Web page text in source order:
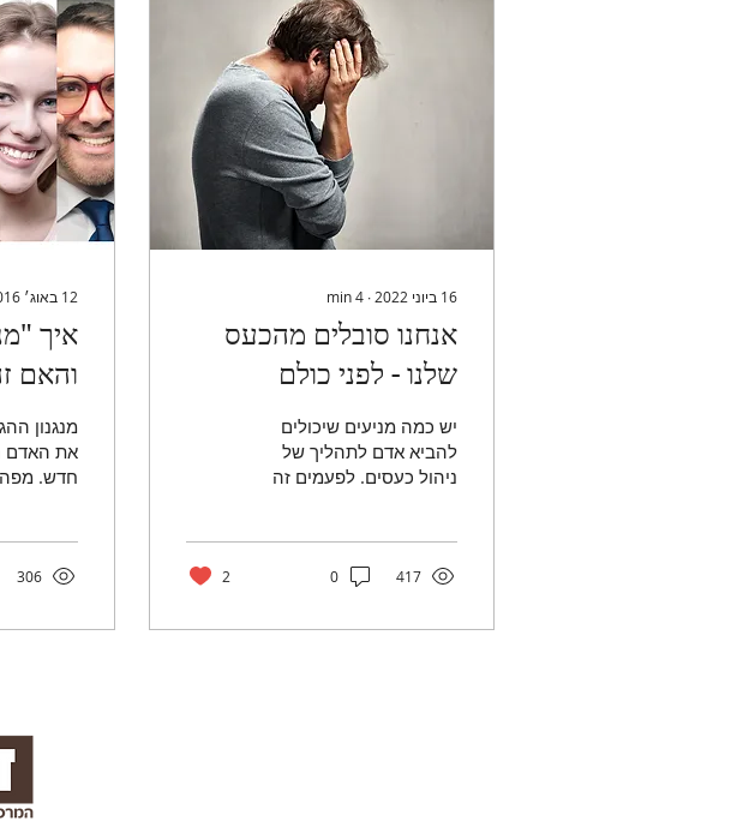
16 ביוני 2022 ∙
4
min
אנחנו סובלים מהכעס
שלנו - לפני כולם
יש כמה מניעים שיכולים
להביא אדם לתהליך של
ניהול כעסים. לפעמים זה
417
0
2
12 באוג׳ 2016
איך
והאם
מנגנון
את האדם
חדש.
כשפתאום...
306